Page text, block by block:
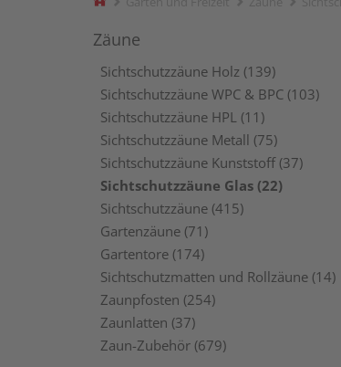
Zäune
Sichtschutzzäune Holz (139)
Sichtschutzzäune WPC & BPC (103)
Sichtschutzzäune HPL (11)
Sichtschutzzäune Metall (75)
Sichtschutzzäune Kunststoff (37)
Sichtschutzzäune Glas (22)
Sichtschutzzäune (415)
Gartenzäune (71)
Gartentore (174)
Sichtschutzmatten und Rollzäune (14)
Zaunpfosten (254)
Zaunlatten (37)
Zaun-Zubehör (679)